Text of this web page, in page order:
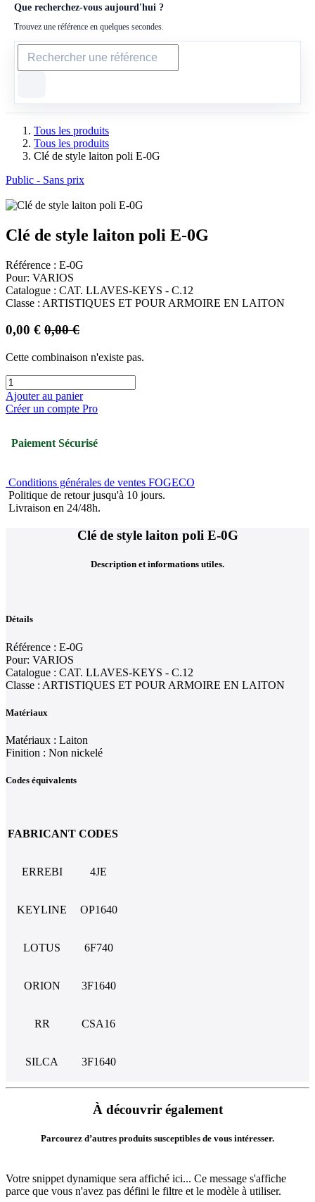
Que recherchez-vous aujourd'hui ?
Trouvez une référence en quelques secondes.
Tous les produits
Tous les produits
Clé de style laiton poli E-0G
Public - Sans prix
Clé de style laiton poli E-0G
Référence : E-0G
Pour: VARIOS
Catalogue : CAT. LLAVES-KEYS - C.12
Classe : ARTISTIQUES ET POUR ARMOIRE EN LAITON
0,00 € 0,00€
Cette combinaison n'existe pas.
Ajouter au panier
Créer un compte Pro
Paiement Sécurisé
Conditions générales de ventes FOGECO
Politique de retour jusqu'à 10 jours.
Livraison en 24/48h.
Clé de style laiton poli E-0G
Description et informations utiles.
Détails
Référence : E-0G
Pour: VARIOS
Catalogue : CAT. LLAVES-KEYS - C.12
Classe : ARTISTIQUES ET POUR ARMOIRE EN LAITON
Matériaux
Matériaux : Laiton
Finition : Non nickelé
Codes équivalents
FABRICANT CODES
ERREBI 4JE
KEYLINE OP1640
LOTUS 6F740
ORION 3F1640
RR CSA16
SILCA 3F1640
À découvrir également
Parcourez d’autres produits susceptibles de vous intéresser.
Votre snippet dynamique sera affiché ici... Ce message s'affiche
parce que vous n'avez pas défini le filtre et le modèle à utiliser.